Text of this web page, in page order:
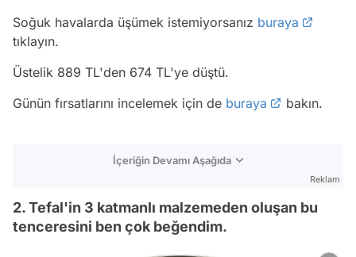
Soğuk havalarda üşümek istemiyorsanız buraya
tıklayın.
Üstelik 889 TL'den 674 TL'ye düştü.
Günün fırsatlarını incelemek için de buraya bakın.
İçeriğin Devamı Aşağıda
Reklam
2. Tefal'in 3 katmanlı malzemeden oluşan bu
tenceresini ben çok beğendim.